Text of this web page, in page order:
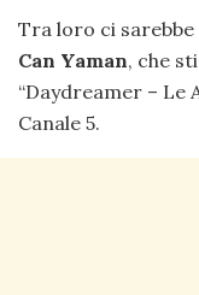
Tra loro ci
Can Yaman, che
“Daydreamer – Le
Canale 5.